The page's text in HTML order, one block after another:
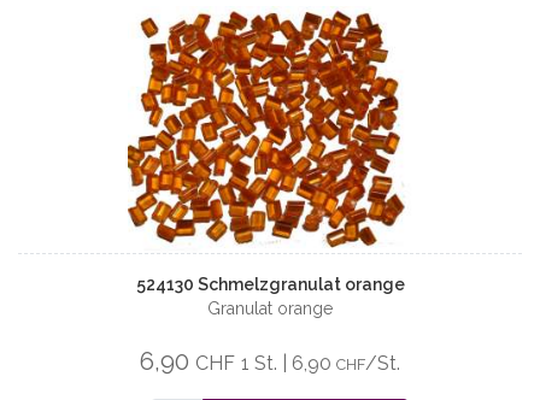
524130 Schmelzgranulat orange
Granulat orange
6,90 CHF 1 St. | 6,90 CHF/St.